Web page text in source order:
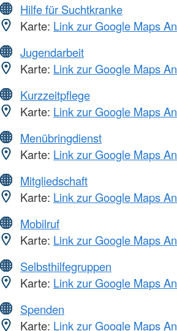
Hilfe für Suchtkranke
Karte: Link zur Google Maps
Jugendarbeit
Karte: Link zur Google Maps
Kurzzeitpflege
Karte: Link zur Google Maps
Menübringdienst
Karte: Link zur Google Maps
Mitgliedschaft
Karte: Link zur Google Maps
Mobilruf
Karte: Link zur Google Maps
Selbsthilfegruppen
Karte: Link zur Google Maps
Spenden
Karte: Link zur Google Maps